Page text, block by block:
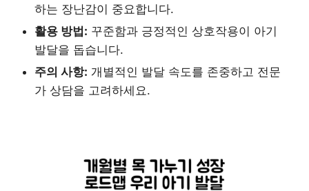
하는 장난감이 중요합니다.
활용 방법: 꾸준함과 긍정적인 상호작용이 아기
발달을 돕습니다.
주의 사항: 개별적인 발달 속도를 존중하고 전문
가 상담을 고려하세요.